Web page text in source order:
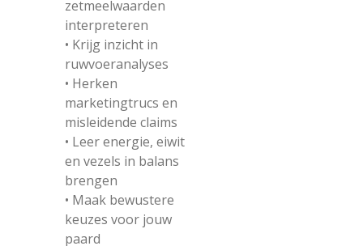
zetmeelwaarden
interpreteren
• Krijg inzicht in
ruwvoeranalyses
• Herken
marketingtrucs en
misleidende claims
• Leer energie, eiwit
en vezels in balans
brengen
• Maak bewustere
keuzes voor jouw
paard